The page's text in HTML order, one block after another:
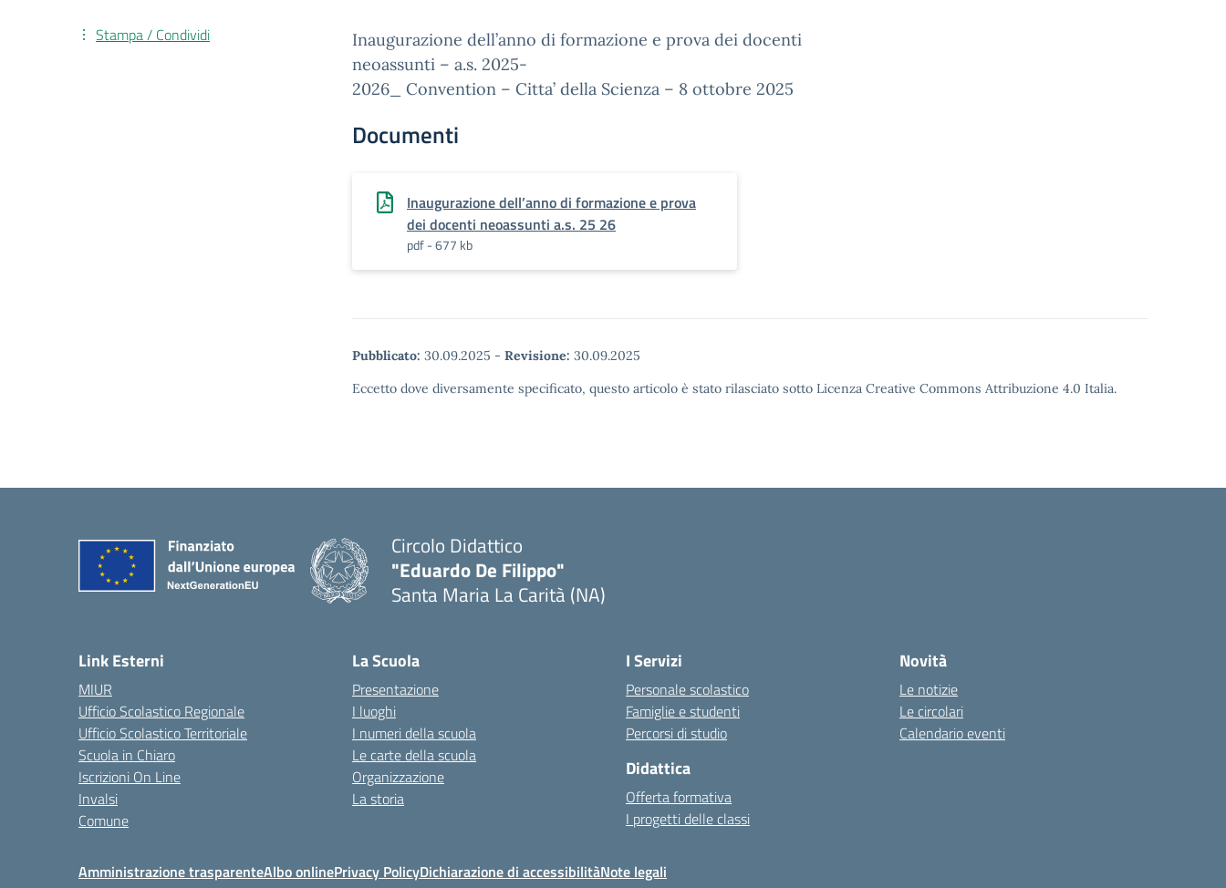
Inaugurazione dell’anno di formazione e prova dei docenti
neoassunti – a.s. 2025-
2026_ Convention – Citta’ della Scienza – 8 ottobre 2025
Documenti
Inaugurazione dell’anno di formazione e prova
dei docenti neoassunti a.s. 25 26
pdf - 677 kb
Pubblicato: 30.09.2025 - Revisione: 30.09.2025
Eccetto dove diversamente specificato, questo articolo è stato rilasciato sotto Licenza Creative Commons Attribuzione 4.0 Italia.
Stampa / Condividi
Circolo Didattico
"Eduardo De Filippo"
Santa Maria La Carità (NA)
Link Esterni
MIUR
Ufficio Scolastico Regionale
Ufficio Scolastico Territoriale
Scuola in Chiaro
Iscrizioni On Line
Invalsi
Comune
La Scuola
Presentazione
I luoghi
I numeri della scuola
Le carte della scuola
Organizzazione
La storia
I Servizi
Personale scolastico
Famiglie e studenti
Percorsi di studio
Didattica
Offerta formativa
I progetti delle classi
Novità
Le notizie
Le circolari
Calendario eventi
Amministrazione trasparenteAlbo onlinePrivacy PolicyDichiarazione di accessibilitàNote legali